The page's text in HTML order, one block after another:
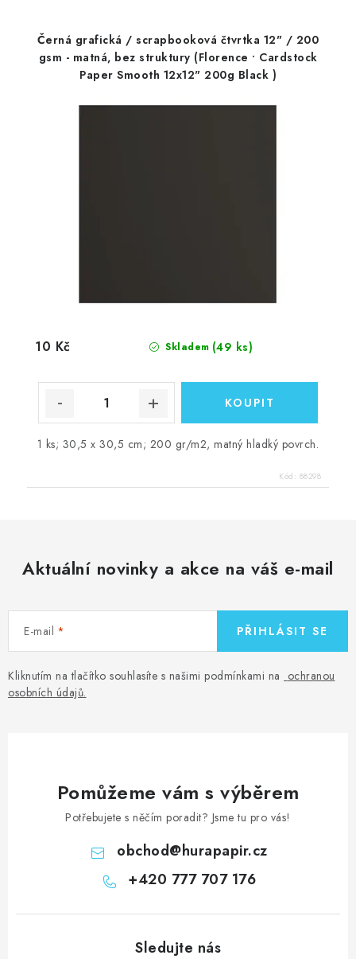
Černá grafická / scrapbooková čtvrtka 12" / 200
gsm - matná, bez struktury (Florence • Cardstock
Paper Smooth 12x12" 200g Black )
Skladem (49 ks)
10 Kč
1 ks; 30,5 x 30,5 cm; 200 gr/m2, matný hladký povrch.
Kód: 88298
Aktuální novinky a akce na váš e-mail
E-mail
Kliknutím na tlačítko souhlasíte s našimi podmínkami na ochranou
osobních údajů.
PŘIHLÁSIT SE
Pomůžeme vám s výběrem
Potřebujete s něčím poradit? Jsme tu pro vás!
obchod@hurapapir.cz
+420 777 707 176